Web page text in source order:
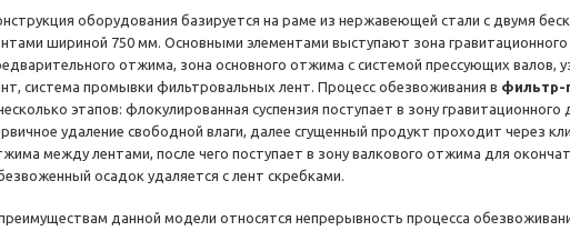
оборудования базируется на раме из нержавеющей стали с двумя
шириной 750 мм. Основными элементами выступают зона
отжима, зона основного отжима с системой прессующих валов,
система промывки фильтровальных лент. Процесс обезвоживания в фильтр-
этапов: флокулированная суспензия поступает в зону
удаление свободной влаги, далее сгущенный продукт проходит через
между лентами, после чего поступает в зону валкового отжима для
осадок удаляется с лент скребками.
данной модели относятся непрерывность процесса